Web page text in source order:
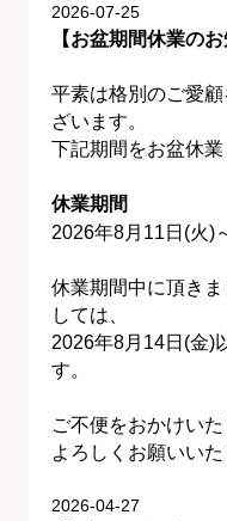
2026-07-25
【お盆期間休業のお
平素は格別のご愛
ざいます。
下記期間をお盆休業
休業期間
2026年8月11日(火)
休業期間中に頂き
しては、
2026年8月14日(金)
す。
ご不便をおかけい
よろしくお願いいた
2026-04-27